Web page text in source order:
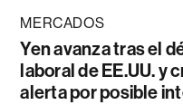
MERCADOS
Yen avanza tras el
laboral de EE.UU. y
alerta por posible